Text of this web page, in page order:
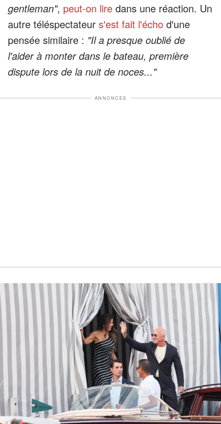
gentleman", peut-on lire dans une réaction. Un
autre téléspectateur s'est fait l'écho d'une
pensée similaire : "Il a presque oublié de
l'aider à monter dans le bateau, première
dispute lors de la nuit de noces..."
ANNONCES